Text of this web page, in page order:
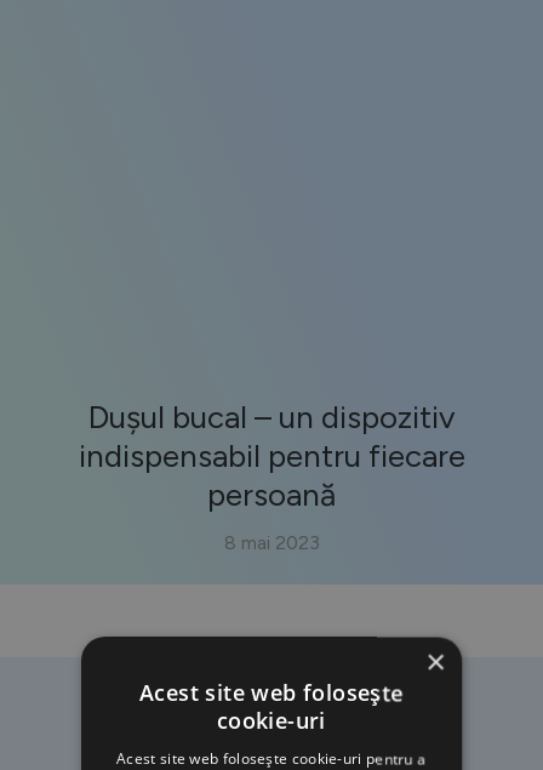
Dușul bucal – un dispozitiv
indispensabil pentru fiecare
persoană
8 mai 2023
Alte Articole
×
Acest site web folosește
cookie-uri
Acest site web folosește cookie-uri pentru a